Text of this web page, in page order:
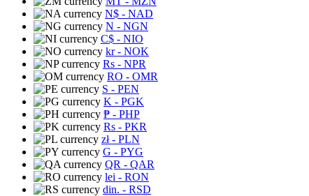
N$ - NAD
N - NGN
C$ - NIO
kr- NOK
Rs - NPR
RO - OMR
S - PEN
K - PGK
₱ - PHP
Rs - PKR
zł- PLN
G - PYG
QR - QAR
lei - RON
din. - RSD